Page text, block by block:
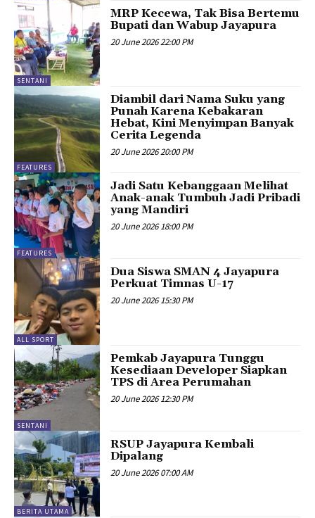
SENTANI
MRP Kecewa, Tak Bisa Bertemu
Bupati dan Wabup Jayapura
20 June 2026 22:00 PM
FEATURES
Diambil dari Nama Suku yang
Punah Karena Kebakaran
Hebat, Kini Menyimpan Banyak
Cerita Legenda
20 June 2026 20:00 PM
FEATURES
Jadi Satu Kebanggaan Melihat
Anak-anak Tumbuh Jadi Pribadi
yang Mandiri
20 June 2026 18:00 PM
ALL SPORT
Dua Siswa SMAN 4 Jayapura
Perkuat Timnas U-17
20 June 2026 15:30 PM
SENTANI
Pemkab Jayapura Tunggu
Kesediaan Developer Siapkan
TPS di Area Perumahan
20 June 2026 12:30 PM
BERITA UTAMA
RSUP Jayapura Kembali
Dipalang
20 June 2026 07:00 AM